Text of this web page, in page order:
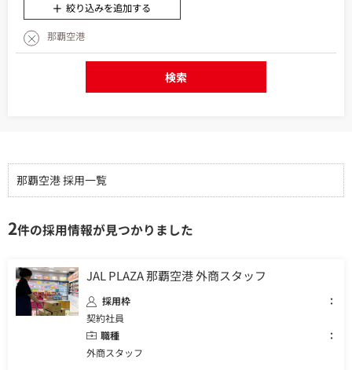
絞り込みを追加する
那覇空港
検索
那覇空港 採用一覧
2件の採用情報が見つかりました
JAL PLAZA 那覇空港 外商スタッフ
採用枠
契約社員
職種
外商スタッフ